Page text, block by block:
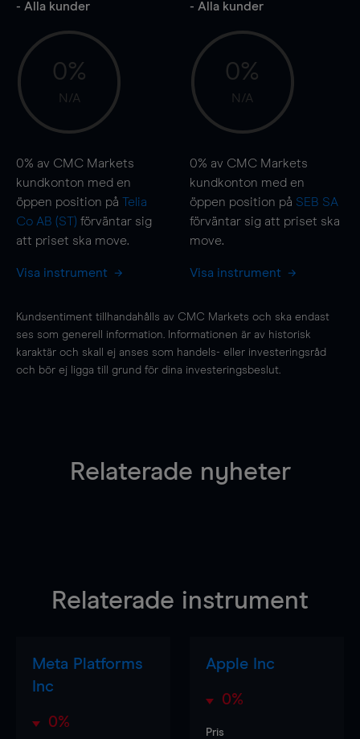
- Alla kunder
0%
N/A
0% av CMC Markets
kundkonton med en
öppen position på Telia
Co AB (ST) förväntar sig
att priset ska move.
Visa instrument
- Alla kunder
0%
N/A
0% av CMC Markets
kundkonton med en
öppen position på SEB SA
förväntar sig att priset ska
move.
Visa instrument
Kundsentiment tillhandahålls av CMC Markets och ska endast
ses som generell information. Informationen är av historisk
karaktär och skall ej anses som handels- eller investeringsråd
och bör ej ligga till grund för dina investeringsbeslut.
Relaterade nyheter
Relaterade instrument
Meta Platforms
Inc
0%
Apple Inc
0%
Pris